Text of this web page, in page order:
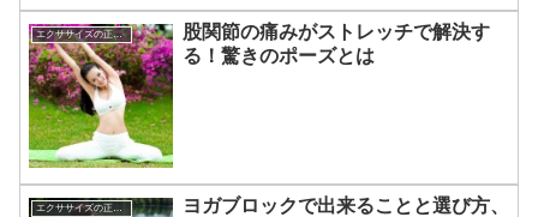
エクササイズの正しい知識☆
股関節の痛みがストレッチで解決す
る！驚きのポーズとは
エクササイズの正しい知識☆
ヨガブロックで出来ることと選び方、